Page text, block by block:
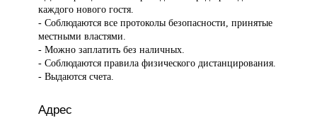
каждого нового гостя.
- Соблюдаются все протоколы безопасности, принятые
местными властями.
- Можно заплатить без наличных.
- Соблюдаются правила физического дистанцирования.
- Выдаются счета.
Адрес